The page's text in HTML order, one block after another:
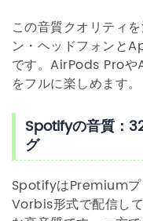
この音質クオリティ
ン・ヘッドフォンと
です。AirPods Pro
をフルに楽しめます。
Spotifyの音質：
グ
SpotifyはPremium
Vorbis形式で配信し